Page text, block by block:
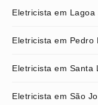
Eletricista em Lagoa
Eletricista em Pedro
Eletricista em Santa
Eletricista em São